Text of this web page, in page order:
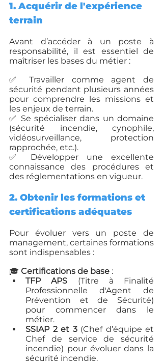
1. Acquérir de l'expérience
terrain
Avant d’accéder à un poste à
responsabilité, il est essentiel de
maîtriser les bases du métier :
✅ Travailler comme agent de
sécurité pendant plusieurs années
pour comprendre les missions et
les enjeux de terrain.
✅ Se spécialiser dans un domaine
(sécurité incendie, cynophile,
vidéosurveillance, protection
rapprochée, etc.).
✅ Développer une excellente
connaissance des procédures et
des réglementations en vigueur.
2. Obtenir les formations et
certifications adéquates
Pour évoluer vers un poste de
management, certaines formations
sont indispensables :
🎓 Certifications de base :
TFP APS (Titre à Finalité
Professionnelle d'Agent de
Prévention et de Sécurité)
pour commencer dans le
métier.
SSIAP 2 et 3 (Chef d’équipe et
Chef de service de sécurité
incendie) pour évoluer dans la
sécurité incendie.